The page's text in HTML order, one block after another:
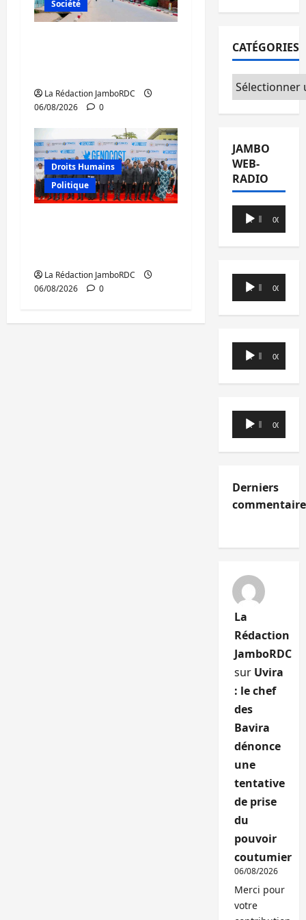
Société
La Rédaction JamboRDC
06/08/2026
0
Droits Humains
Politique
La Rédaction JamboRDC
06/08/2026
0
CATÉGORIES
Catégories
JAMBO
WEB-
RADIO
Lecteur
audio
00:00 00:00
Lecteur
audio
00:00 00:00
Lecteur
audio
00:00 00:00
Lecteur
audio
00:00 00:00
Derniers
La
Rédaction
JamboRDC
sur Uvira
: le chef
des
Bavira
dénonce
une
tentative
de prise
du
pouvoir
coutumier
06/08/2026
Merci pour
votre